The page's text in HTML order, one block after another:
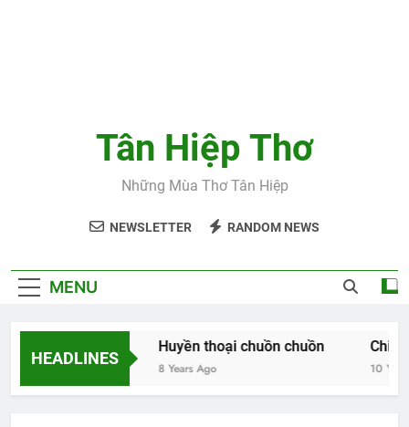
Tân Hiệp Thơ
Những Mùa Thơ Tân Hiệp
NEWSLETTER RANDOM NEWS
MENU
HEADLINES
8 Years Ago
Huyền thoại chuồn chuồn
8 Years Ago
Chiều
10 Years